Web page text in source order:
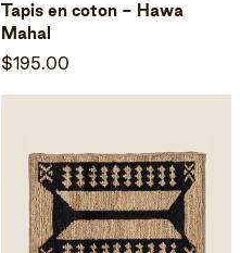
Tapis en coton - Hawa
Mahal
$195.00